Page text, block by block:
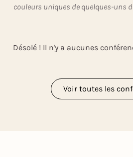
couleurs uniques de quelques-uns
Désolé ! Il n'y a aucunes
Voir toutes les